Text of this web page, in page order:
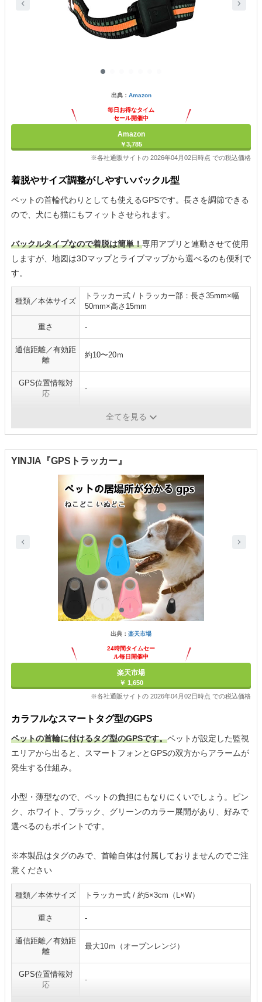
出典： Amazon
毎日お得なタイム
セール開催中
Amazon
￥3,785
※各社通販サイトの 2026年04月02日時点 での税込価格
着脱やサイズ調整がしやすいバックル型
ペットの首輪代わりとしても使えるGPSです。長さを調節できる
ので、犬にも猫にもフィットさせられます。
バックルタイプなので着脱は簡単！専用アプリと連動させて使用
しますが、地図は3Dマップとライブマップから選べるのも便利で
す。
種類／本体サイズ
トラッカー式 / トラッカー部：長さ35mm×幅
50mm×高さ15mm
重さ -
通信距離／有効距
離
約10〜20ｍ
GPS位置情報対
応
-
全てを見る
YINJIA『GPSトラッカー』
出典： 楽天市場
24時間タイムセー
ル毎日開催中
楽天市場
￥ 1,650
※各社通販サイトの 2026年04月02日時点 での税込価格
カラフルなスマートタグ型のGPS
ペットの首輪に付けるタグ型のGPSです。ペットが設定した監視
エリアから出ると、スマートフォンとGPSの双方からアラームが
発生する仕組み。
小型・薄型なので、ペットの負担にもなりにくいでしょう。ピン
ク、ホワイト、ブラック、グリーンのカラー展開があり、好みで
選べるのもポイントです。
※本製品はタグのみで、首輪自体は付属しておりませんのでご注
意ください
種類／本体サイズ トラッカー式 / 約5×3cm（L×W）
重さ -
通信距離／有効距
離
最大10ｍ（オープンレンジ）
GPS位置情報対
応
-